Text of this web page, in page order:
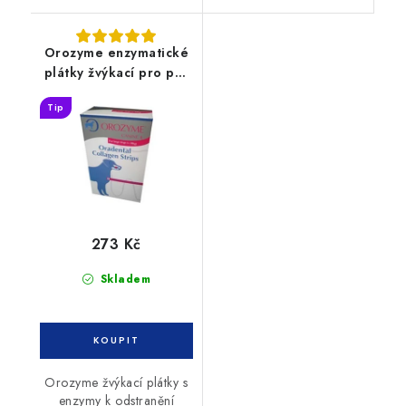
Orozyme enzymatické
plátky žvýkací pro psy
Tip
Skladem
273 Kč
Orozyme žvýkací plátky s
enzymy k odstranění